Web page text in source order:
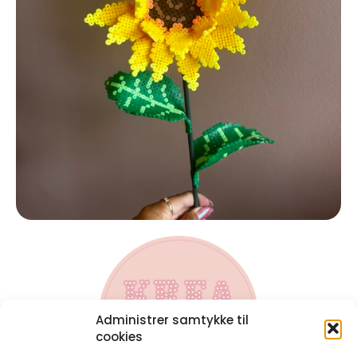
Administrer samtykke til
cookies